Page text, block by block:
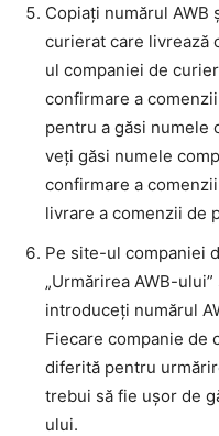
Copiați numărul
curierat care livrează
ul companiei de
confirmare a
pentru a găsi numele
veți găsi numele
confirmare a
livrare a comenzii de
Pe site-ul companiei
„Urmărirea AWB-ului”
introduceți numărul
Fiecare companie de
diferită pentru
trebui să fie ușor de
ului.